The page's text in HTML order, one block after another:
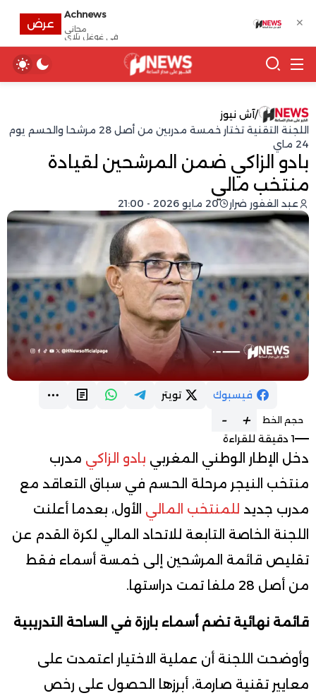
/آش نيوز
اللجنة التقنية تختار خمسة مدربين من أصل 28 مرشحا والحسم يوم
24 ماي
بادو الزاكي ضمن المرشحين لقيادة
منتخب مالي
عبد الغفور ضرار 20 مايو 2026 - 21:00
فيسبوك تويتر
حجم الخط +
-
1 دقيقة للقراءة
دخل الإطار الوطني المغربي بادو الزاكي مدرب
منتخب النيجر مرحلة الحسم في سباق التعاقد مع
مدرب جديد للمنتخب المالي الأول، بعدما أعلنت
اللجنة الخاصة التابعة للاتحاد المالي لكرة القدم عن
تقليص قائمة المرشحين إلى خمسة أسماء فقط
من أصل 28 ملفا تمت دراستها.
قائمة نهائية تضم أسماء بارزة في الساحة التدريبية
وأوضحت اللجنة أن عملية الاختيار اعتمدت على
معايير تقنية صارمة، أبرزها الحصول على رخص
✕
Achnews
مجانى
في غوغل بلاي
عرض